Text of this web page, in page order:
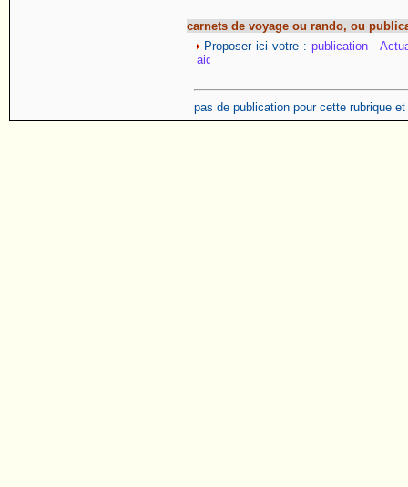
carnets de voyage ou rando, ou
Proposer ici votre :publication -
pas de publication pour cette rubrique